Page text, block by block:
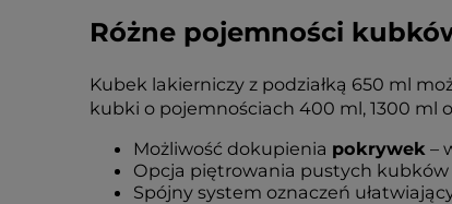
Różne pojemności
Kubek lakierniczy z podziałką 650 ml
kubki o pojemnościach 400 ml, 1300 ml
Możliwość dokupienia pokrywek –
Opcja piętrowania pustych kubków
Spójny system oznaczeń